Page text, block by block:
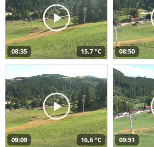
08:35 15,7 °C 08:50
09:09 16,6 °C 09:51